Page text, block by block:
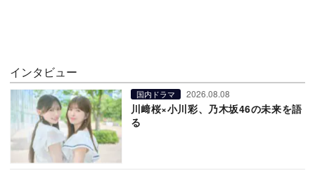
インタビュー
国内ドラマ 2026.08.08
川﨑桜×小川彩、乃木坂46の未来を語
る